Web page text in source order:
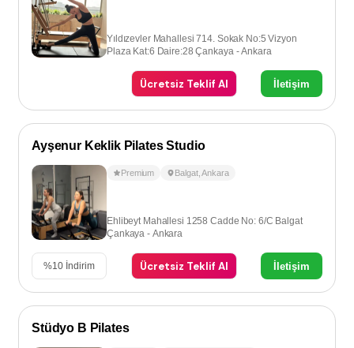
Yıldızevler Mahallesi 714. Sokak No:5 Vizyon
Plaza Kat:6 Daire:28 Çankaya - Ankara
Ücretsiz Teklif Al İletişim
Ayşenur Keklik Pilates Studio
Premium Balgat,Ankara
Ehlibeyt Mahallesi 1258 Cadde No: 6/C Balgat
Çankaya - Ankara
%10 İndirim Ücretsiz Teklif Al İletişim
Stüdyo B Pilates